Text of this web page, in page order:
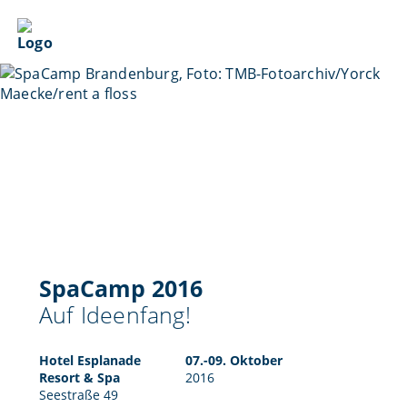
SpaCamp 2016
Auf Ideenfang!
Hotel Esplanade
Resort & Spa
Seestraße 49
07.-09. Oktober
2016